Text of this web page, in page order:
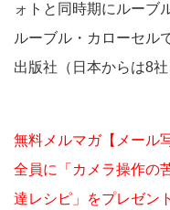
ォトと同時期にルーブ
ルーブル・カローセル
出版社（日本からは8社
無料メルマガ【メール
全員に「カメラ操作の
達レシピ」をプレゼント